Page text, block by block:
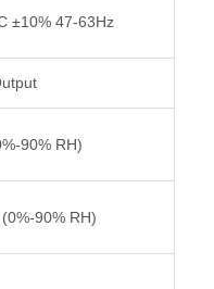
±10% 47-63Hz
90% RH)
90% RH)